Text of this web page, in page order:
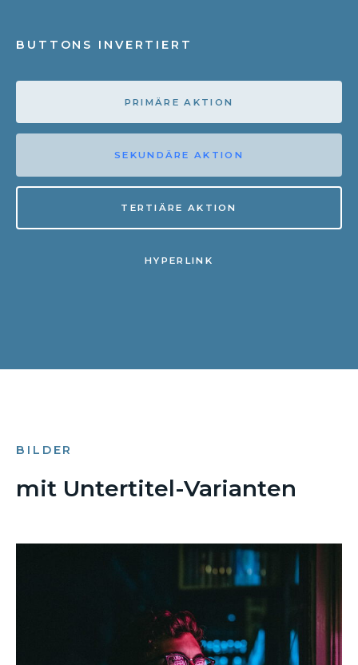
BUTTONS INVERTIERT
PRIMÄRE AKTION
SEKUNDÄRE AKTION
TERTIÄRE AKTION
HYPERLINK
BILDER
mit Untertitel-Varianten